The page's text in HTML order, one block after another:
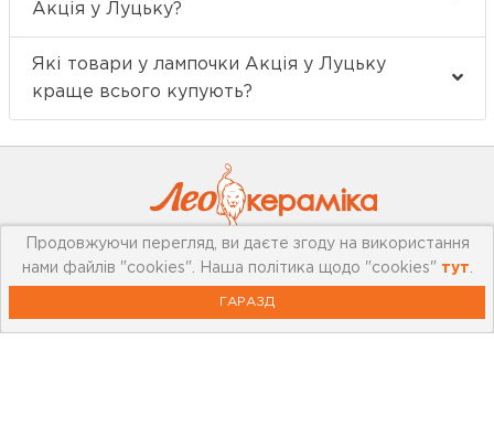
Акція у Луцьку?
Які товари у лампочки Акція у Луцьку
краще всього купують?
Мережа магазинів
Продовжуючи перегляд, ви даєте згоду на використання
нами файлів "cookies". Наша політика щодо "cookies" тут
ГАРАЗД